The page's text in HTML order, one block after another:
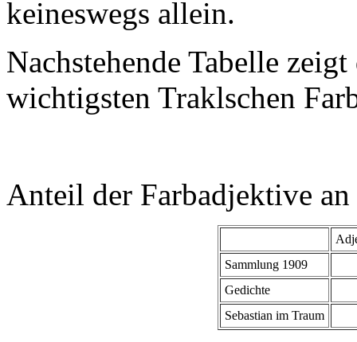
keineswegs allein.
Nachstehende Tabelle
wichtigsten Traklschen
Anteil der Farbadjektive
Sammlung 1909
Gedichte
Sebastian im Traum